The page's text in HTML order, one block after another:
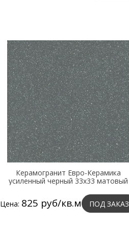
Керамогранит Евро-Керамика
усиленный черный 33х33 матовый
Цена: 825 руб/кв.м ПОД ЗАКАЗ